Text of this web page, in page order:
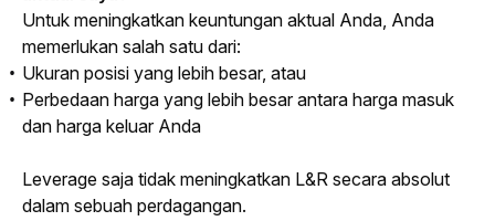
Untuk meningkatkan keuntungan aktual Anda, Anda
memerlukan salah satu dari:
Ukuran posisi yang lebih besar, atau
Perbedaan harga yang lebih besar antara harga masuk
dan harga keluar Anda
Leverage saja tidak meningkatkan L&R secara absolut
dalam sebuah perdagangan.